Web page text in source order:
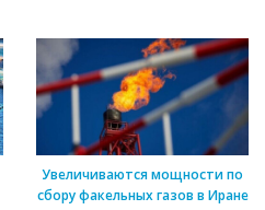
Увеличиваются мощности по
сбору факельных газов в Иране